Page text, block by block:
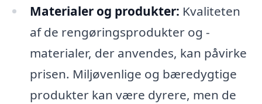
Materialer og produkter: Kvaliteten
af de rengøringsprodukter og -
materialer, der anvendes, kan påvirke
prisen. Miljøvenlige og bæredygtige
produkter kan være dyrere, men de